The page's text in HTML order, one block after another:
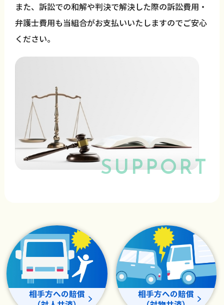
また、訴訟での和解や判決で解決した際の訴訟費用・
弁護士費用も当組合がお支払いいたしますのでご安心
ください。
SUPPORT
相手方への賠償
相手方への賠償